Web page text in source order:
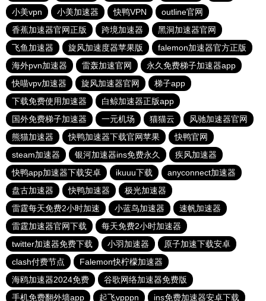
小美vpn
小美加速器 快鸭VPN
outline官网
香蕉加速器官网正版
跨境加速器
黑洞加速器官网
飞鱼加速器
旋风加速度器苹果版
falemon加速器官方正版
海外pvn加速器
雷轰加速官网
永久免费梯子加速器app
快喵vpv加速器
旋风加速器官网
梯子app
下载免费使用加速器
白鲸加速器正版app
国外免费梯子加速器
一元机场 猫猫云
风驰加速器官网
熊猫加速器
快鸭加速器下载官网苹果
快鸭官网
steam加速器
银河加速器ins免费永久
疾风加速器
快鸭app加速器下载安卓
ikuuu下载
anyconnect加速器
盘古加速器
快鸭加速器
极光加速器
雷霆每天免费2小时加速
小蓝鸟加速器
速帆加速器
雷霆加速器官网下载
每天免费2小时加速器
twitter加速器免费下载
小羽加速器
原子加速下载安卓
clash付费节点
Falemon快柠檬加速器
海鸥加速器2024免费
谷歌网络加速器免费版
手机免费翻外墙app
起飞vpppn ins免费加速器安卓下载